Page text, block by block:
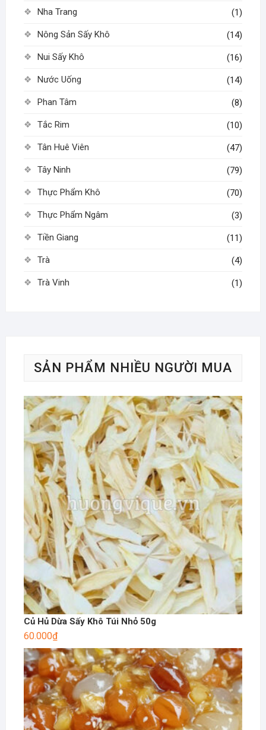
Nha Trang (1)
Nông Sản Sấy Khô (14)
Nui Sấy Khô (16)
Nước Uống (14)
Phan Tâm (8)
Tắc Rim (10)
Tân Huê Viên (47)
Tây Ninh (79)
Thực Phẩm Khô (70)
Thực Phẩm Ngâm (3)
Tiền Giang (11)
Trà (4)
Trà Vinh (1)
SẢN PHẨM NHIỀU NGƯỜI MUA
Củ Hủ Dừa Sấy Khô Túi Nhỏ 50g
60.000₫